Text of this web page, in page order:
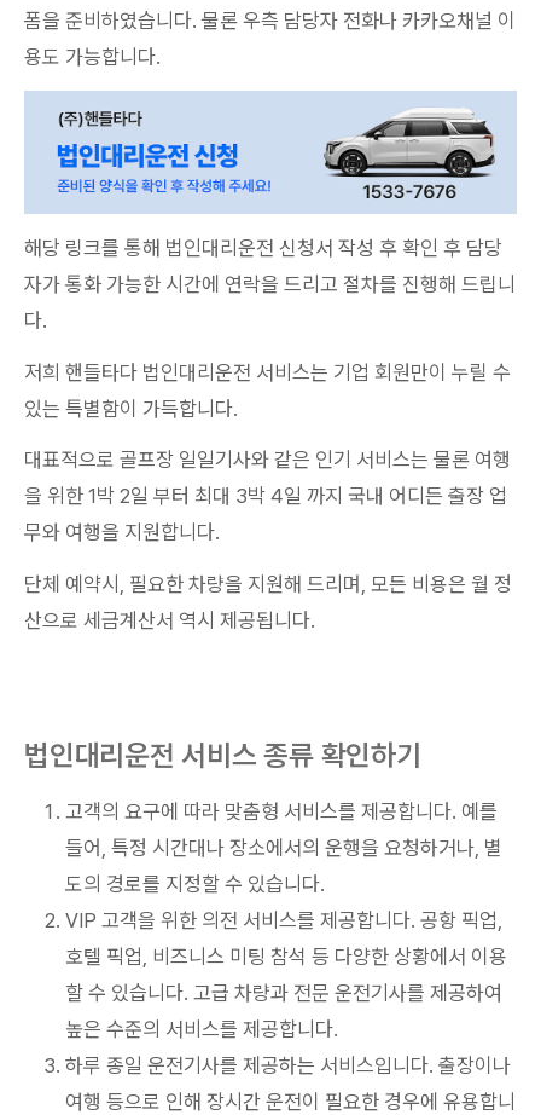
폼을 준비하였습니다. 물론 우측 담당자 전화나 카카오채널 이
용도 가능합니다.
해당 링크를 통해 법인대리운전 신청서 작성 후 확인 후 담당
자가 통화 가능한 시간에 연락을 드리고 절차를 진행해 드립니
다.
저희 핸들타다 법인대리운전 서비스는 기업 회원만이 누릴 수
있는 특별함이 가득합니다.
대표적으로 골프장 일일기사와 같은 인기 서비스는 물론 여행
을 위한 1박 2일 부터 최대 3박 4일 까지 국내 어디든 출장 업
무와 여행을 지원합니다.
단체 예약시, 필요한 차량을 지원해 드리며, 모든 비용은 월 정
산으로 세금계산서 역시 제공됩니다.
법인대리운전 서비스 종류 확인하기
고객의 요구에 따라 맞춤형 서비스를 제공합니다. 예를
들어, 특정 시간대나 장소에서의 운행을 요청하거나, 별
도의 경로를 지정할 수 있습니다.
VIP 고객을 위한 의전 서비스를 제공합니다. 공항 픽업,
호텔 픽업, 비즈니스 미팅 참석 등 다양한 상황에서 이용
할 수 있습니다. 고급 차량과 전문 운전기사를 제공하여
높은 수준의 서비스를 제공합니다.
하루 종일 운전기사를 제공하는 서비스입니다. 출장이나
여행 등으로 인해 장시간 운전이 필요한 경우에 유용합니